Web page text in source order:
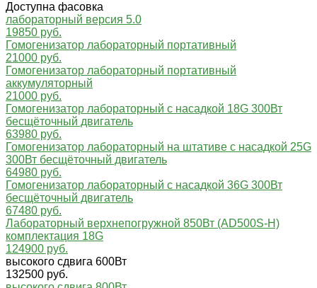
Доступна фасовка
лабораторный версия 5.0
19850 руб.
Гомогенизатор лабораторный портативный
21000 руб.
Гомогенизатор лабораторный портативный
аккумуляторный
21000 руб.
Гомогенизатор лабораторный с насадкой 18G 300Вт
бесщёточный двигатель
63980 руб.
Гомогенизатор лабораторный на штативе с насадкой 25G
300Вт бесщёточный двигатель
64980 руб.
Гомогенизатор лабораторный с насадкой 36G 300Вт
бесщёточный двигатель
67480 руб.
Лабораторный верхнепогружной 850Вт (AD500S-H)
комплектация 18G
124900 руб.
высокого сдвига 600Вт
132500 руб.